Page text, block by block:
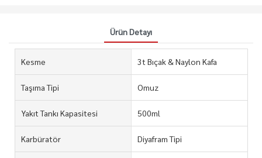
Ürün Detayı
Kesme 3t Bıçak & Naylon Kafa
Taşıma Tipi Omuz
Yakıt Tankı Kapasitesi 500ml
Karbüratör Diyafram Tipi